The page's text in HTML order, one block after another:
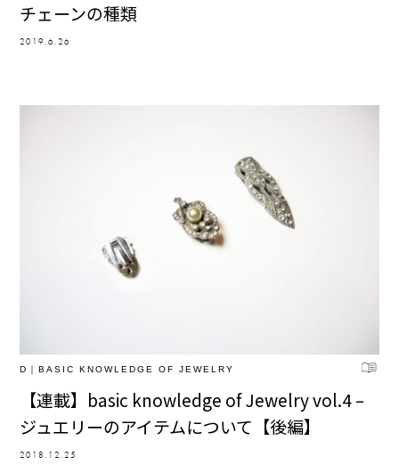
チェーンの種類
2019.6.26
D｜BASIC KNOWLEDGE OF JEWELRY
【連載】basic knowledge of Jewelry vol.4 –
ジュエリーのアイテムについて【後編】
2018.12.25